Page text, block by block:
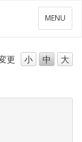
メ
ニ
ー
MENU
更 小 中 大